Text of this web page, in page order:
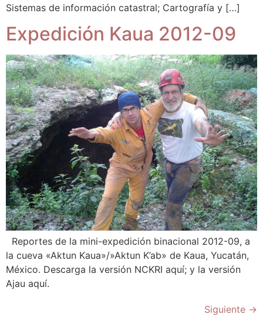
Sistemas de información catastral; Cartografía y […]
Expedición Kaua 2012-09
Reportes de la mini-expedición binacional 2012-09, a
la cueva «Aktun Kaua»/»Aktun K’ab» de Kaua, Yucatán,
México. Descarga la versión NCKRI aquí; y la versión
Ajau aquí.
Siguiente →